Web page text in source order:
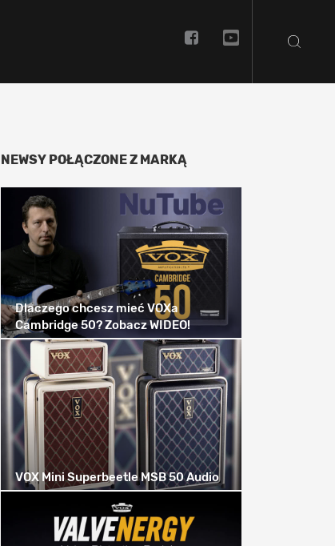
NEWSY POŁĄCZONE Z MARKĄ
Dlaczego chcesz mieć VOXa
Cambridge 50? Zobacz WIDEO!
VOX Mini Superbeetle MSB 50 Audio